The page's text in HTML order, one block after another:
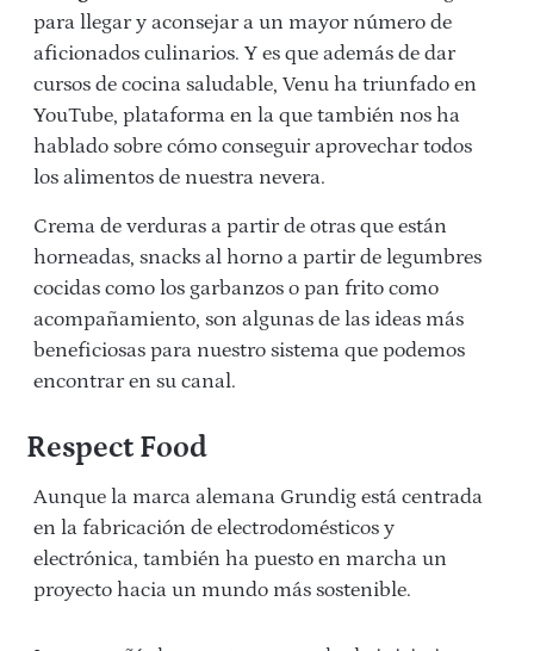
para llegar y aconsejar a un mayor número de
aficionados culinarios. Y es que además de dar
cursos de cocina saludable, Venu ha triunfado en
YouTube, plataforma en la que también nos ha
hablado sobre cómo conseguir aprovechar todos
los alimentos de nuestra nevera.
Crema de verduras a partir de otras que están
horneadas, snacks al horno a partir de legumbres
cocidas como los garbanzos o pan frito como
acompañamiento, son algunas de las ideas más
beneficiosas para nuestro sistema que podemos
encontrar en su canal.
Respect Food
Aunque la marca alemana Grundig está centrada
en la fabricación de electrodomésticos y
electrónica, también ha puesto en marcha un
proyecto hacia un mundo más sostenible.